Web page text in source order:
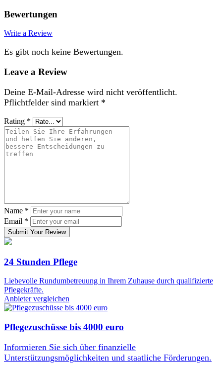
Bewertungen
Write a Review
Es gibt noch keine Bewertungen.
Leave a Review
Deine E-Mail-Adresse wird nicht veröffentlicht.
Pflichtfelder sind markiert *
Rating *
Name *
Email *
Submit Your Review
24 Stunden Pflege
Liebevolle Rundumbetreuung in Ihrem Zuhause durch qualifizierte
Pflegekräfte.
Anbieter vergleichen
Pflegezuschüsse bis 4000 euro
Informieren Sie sich über finanzielle
Unterstützungsmöglichkeiten und staatliche Förderungen.